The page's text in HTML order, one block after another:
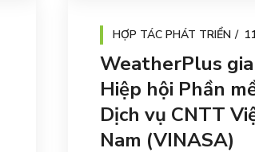
HỢP TÁC PHÁT TRIỂN
WeatherPlus
Hiệp hội Phần
Dịch vụ CNTT
Nam (VINASA)